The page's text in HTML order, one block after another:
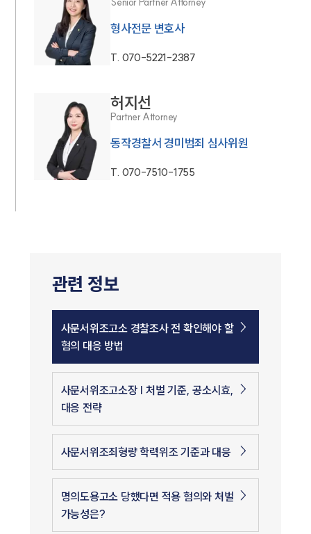
형사전문 변호사
T. 070-5221-2387
허지선
Partner Attorney
동작경찰서 경미범죄 심사위원
T. 070-7510-1755
관련 정보
사문서위조고소 경찰조사 전 확인해야 할
혐의 대응 방법
사문서위조고소장 | 처벌 기준, 공소시효,
대응 전략
사문서위조죄형량 학력위조 기준과 대응
명의도용고소 당했다면 적용 혐의와 처벌
가능성은?